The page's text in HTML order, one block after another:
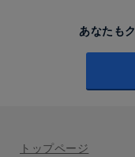
あなたも
トップページ